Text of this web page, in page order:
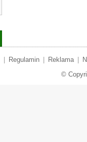
Regulamin Reklama
©